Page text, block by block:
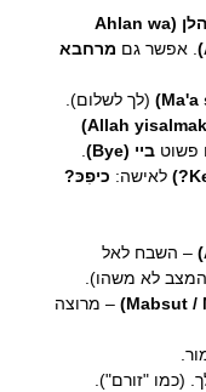
אהלן וסהלן (Ahlan wa
. אפשר גם מרחבא
(לך לשלום).
פשוט ביי (Bye)
.
לאישה: כיפִכּ?
– השבח לאל
לא משהו).
– מרוצה
(כמו "זורם").